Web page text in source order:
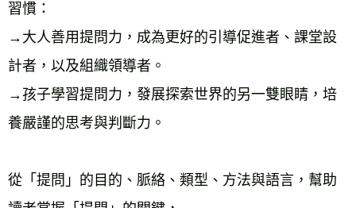
習慣：
→大人善用提問力，成為更好的引導促進者、課堂設
計者，以及組織領導者。
→孩子學習提問力，發展探索世界的另一雙眼睛，培
養嚴謹的思考與判斷力。
從「提問」的目的、脈絡、類型、方法與語言，幫助